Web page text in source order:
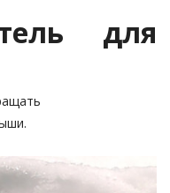
для